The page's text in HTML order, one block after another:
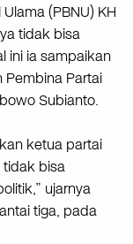
(PBNU) KH
tidak bisa
ini ia sampaikan
Pembina Partai
Subianto.
ketua partai
tidak bisa
ujarnya
tiga, pada